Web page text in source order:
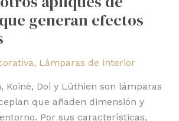
generan efectos
, Lámparas de interior
Koinè, Doi y Lúthien son lámparas
que añaden dimensión y
Por sus características,